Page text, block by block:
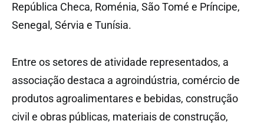
República Checa, Roménia, São Tomé e Príncipe,
Senegal, Sérvia e Tunísia.
Entre os setores de atividade representados, a
associação destaca a agroindústria, comércio de
produtos agroalimentares e bebidas, construção
civil e obras públicas, materiais de construção,